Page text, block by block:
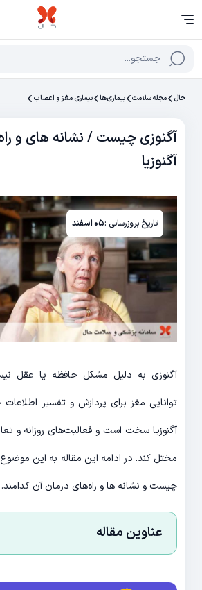
جستجو...
حال مجله سلامت بیماری‌ها بیماری مغز و اعصاب
آگنوزی چیست / نشانه های و
آگنوزیا
تاریخ بروزرسانی :۰۵ اسفند
آگنوزی به دلیل مشکل حافظه یا عقل
توانایی مغز برای پردازش و تفسیر
آگنوزیا سخت است و فعالیت‌های روزانه و
مختل کند. در ادامه این مقاله به این
چیست و نشانه ها و راه‌های درمان آن کدامند.
عناوین مقاله